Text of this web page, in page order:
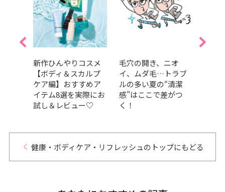
新作ひんやりコスメ
【ボディ＆スカルプ
ケア編】おすすめア
イテム8選を実際にお
試し＆レビュー♡
毛穴の開き、ニオ
イ、ムダ毛…トラブ
ルの多い夏の“清潔
感”はここで差がつ
く！
健康・ボディケア・リフレッシュのトップにもどる